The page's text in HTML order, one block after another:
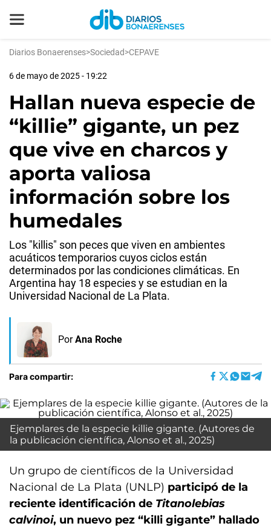
Diarios Bonaerenses>Sociedad>CEPAVE
6 de mayo de 2025 - 19:22
Hallan nueva especie de
“killie” gigante, un pez
que vive en charcos y
aporta valiosa
información sobre los
humedales
Los "killis" son peces que viven en ambientes
acuáticos temporarios cuyos ciclos están
determinados por las condiciones climáticas. En
Argentina hay 18 especies y se estudian en la
Universidad Nacional de La Plata.
Por Ana Roche
Para compartir:
Ejemplares de la especie killie gigante. (Autores de
la publicación científica, Alonso et al., 2025)
Un grupo de científicos de la Universidad
Nacional de La Plata (UNLP) participó de la
reciente identificación de Titanolebias
calvinoi, un nuevo pez “killi gigante” hallado